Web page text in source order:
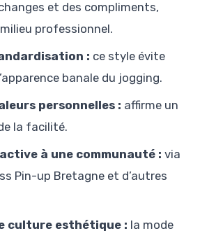
et des compliments,
professionnel.
: ce style évite
banale du jogging.
personnelles : affirme un
la facilité.
à une communauté : via
Pin-up Bretagne et d’autres
culture esthétique : la mode